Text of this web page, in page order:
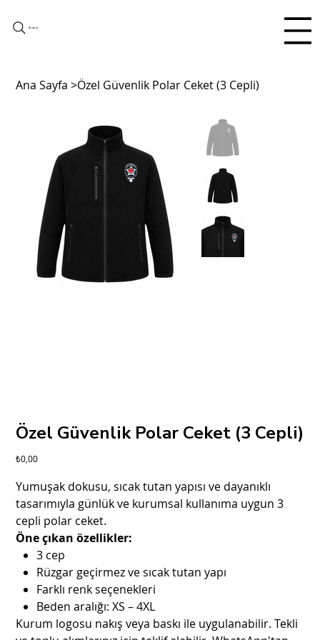
Arama
Ana Sayfa >Özel Güvenlik Polar Ceket (3 Cepli)
Özel Güvenlik Polar Ceket (3 Cepli)
Fiyat
₺0,00
Yumuşak dokusu, sıcak tutan yapısı ve dayanıklı
tasarımıyla günlük ve kurumsal kullanıma uygun 3
cepli polar ceket.
Öne çıkan özellikler:
3 cep
Rüzgar geçirmez ve sıcak tutan yapı
Farklı renk seçenekleri
Beden aralığı: XS – 4XL
Kurum logosu nakış veya baskı ile uygulanabilir. Tekli